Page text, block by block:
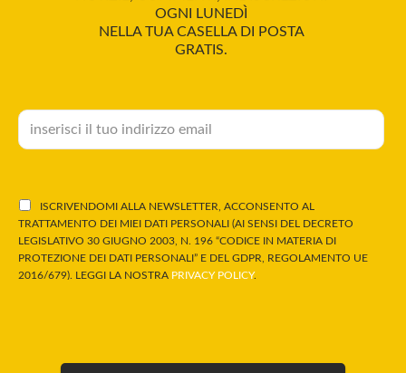
OGNI LUNEDÌ
NELLA TUA CASELLA DI POSTA
GRATIS.
ISCRIVENDOMI ALLA NEWSLETTER, ACCONSENTO AL
TRATTAMENTO DEI MIEI DATI PERSONALI (AI SENSI DEL DECRETO
LEGISLATIVO 30 GIUGNO 2003, N. 196 “CODICE IN MATERIA DI
PROTEZIONE DEI DATI PERSONALI” E DEL GDPR, REGOLAMENTO UE
2016/679). LEGGI LA NOSTRA PRIVACY POLICY.